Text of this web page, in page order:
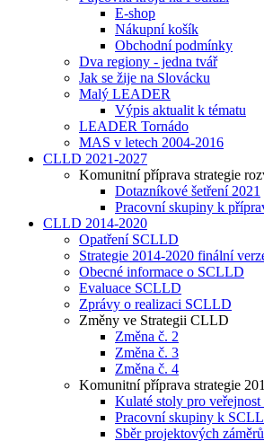
E-shop
Nákupní košík
Obchodní podmínky
Dva regiony - jedna tvář
Jak se žije na Slovácku
Malý LEADER
Výpis aktualit k tématu
LEADER Tornádo
MAS v letech 2004-2016
CLLD 2021-2027
Komunitní příprava strategie
Dotazníkové šetření 2021
Pracovní skupiny k
CLLD 2014-2020
Opatření SCLLD
Strategie 2014-2020 finální
Obecné informace o SCLLD
Evaluace SCLLD
Zprávy o realizaci SCLLD
Změny ve Strategii CLLD
Změna č. 2
Změna č. 3
Změna č. 4
Komunitní příprava strategie
Kulaté stoly pro veřejnost
Pracovní skupiny k
Sběr projektových záměrů